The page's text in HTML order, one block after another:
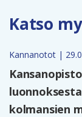
Katso
Kannanotot |
kolmansien